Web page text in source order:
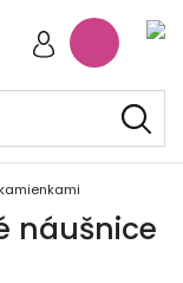
náušnice